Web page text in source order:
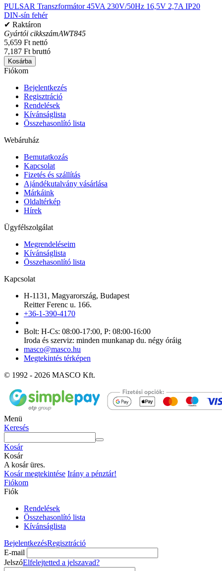
PULSAR Transzformátor 45VA 230V/50Hz 16,5V 2,7A IP20
DIN-sín fehér
✔ Raktáron
Gyártói cikkszámAWT845
5,659 Ft nettó
7,187 Ft bruttó
Kosárba
Fiókom
Bejelentkezés
Regisztráció
Rendelések
Kívánságlista
Összehasonlító lista
Webáruház
Bemutatkozás
Kapcsolat
Fizetés és szállítás
Ajándékutalvány vásárlása
Márkáink
Oldaltérkép
Hírek
Ügyfélszolgálat
Megrendeléseim
Kívánságlista
Összehasonlító lista
Kapcsolat
H-1131, Magyarország, Budapest
Reitter Ferenc u. 166.
+36-1-390-4170
Bolt: H-Cs: 08:00-17:00, P: 08:00-16:00
Iroda és szerviz: minden munkanap du. négy óráig
masco@masco.hu
Megtekintés térképen
© 1992 - 2026 MASCO Kft.
Menü
Keresés
Kosár
Kosár
A kosár üres.
Kosár megtekintése Irány a pénztár!
Fiókom
Fiók
Rendelések
Összehasonlító lista
Kívánságlista
BejelentkezésRegisztráció
E-mail
JelszóElfelejtetted a jelszavad?